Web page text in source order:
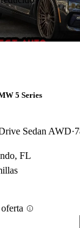
5 Series
Sedan AWD
FL